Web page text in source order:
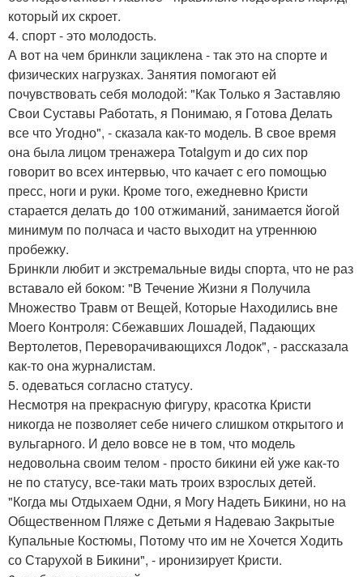
который их скроет.
4. спорт - это молодость.
А вот на чем бринкли зациклена - так это на спорте и
физических нагрузках. Занятия помогают ей
почувствовать себя молодой: "Как Только я Заставляю
Свои Суставы Работать, я Понимаю, я Готова Делать
все что Угодно", - сказала как-то модель. В свое время
она была лицом тренажера Totalgym и до сих пор
говорит во всех интервью, что качает с его помощью
пресс, ноги и руки. Кроме того, ежедневно Кристи
старается делать до 100 отжиманий, занимается йогой
минимум по полчаса и часто выходит на утреннюю
пробежку.
Бринкли любит и экстремальные виды спорта, что не раз
вставало ей боком: "В Течение Жизни я Получила
Множество Травм от Вещей, Которые Находились вне
Моего Контроля: Сбежавших Лошадей, Падающих
Вертолетов, Переворачивающихся Лодок", - рассказала
как-то она журналистам.
5. одеваться согласно статусу.
Несмотря на прекрасную фигуру, красотка Кристи
никогда не позволяет себе ничего слишком открытого и
вульгарного. И дело вовсе не в том, что модель
недовольна своим телом - просто бикини ей уже как-то
не по статусу, все-таки мать троих взрослых детей.
"Когда мы Отдыхаем Одни, я Могу Надеть Бикини, но на
Общественном Пляже с Детьми я Надеваю Закрытые
Купальные Костюмы, Потому что им не Хочется Ходить
со Старухой в Бикини", - иронизирует Кристи.